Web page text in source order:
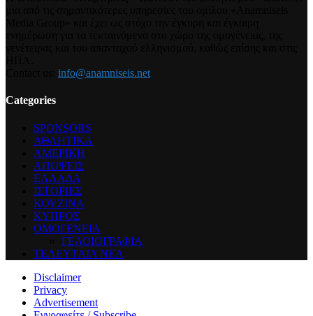
info@anamniseis.net
Categories
SPONSORS
ΑΘΛΗΤΙΚΑ
ΑΜΕΡΙΚΗ
ΑΠΟΨΕΙΣ
ΕΛΛΑΔΑ
ΙΣΤΟΡΙΕΣ
ΚΟΥΖΙΝΑ
ΚΥΠΡΟΣ
ΟΜΟΓΕΝΕΙΑ
ΓΕΛΟΙΟΓΡΑΦΙΑ
ΤΕΛΕΥΤΑΙΑ ΝΕΑ
Disclaimer
Privacy
Advertisement